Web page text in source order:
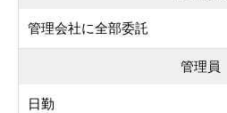
管理会社に全部委託
管理員
日勤